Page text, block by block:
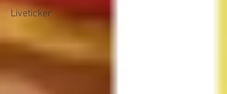
Liveticker